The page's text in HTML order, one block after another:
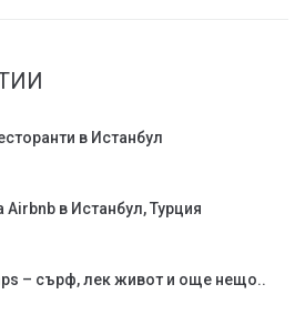
в Истанбул
Airbnb в Истанбул, Турция
– сърф, лек живот и още нещо..